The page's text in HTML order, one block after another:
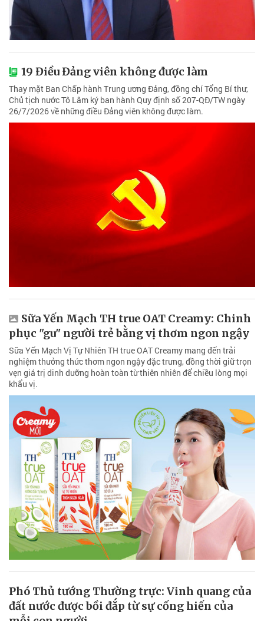
19 Điều Đảng viên không được làm
Thay mặt Ban Chấp hành Trung ương Đảng, đồng chí Tổng Bí thư,
Chủ tịch nước Tô Lâm ký ban hành Quy định số 207-QĐ/TW ngày
26/7/2026 về những điều Đảng viên không được làm.
Sữa Yến Mạch TH true OAT Creamy: Chinh
phục "gu" người trẻ bằng vị thơm ngon ngậy
Sữa Yến Mạch Vị Tự Nhiên TH true OAT Creamy mang đến trải
nghiệm thưởng thức thơm ngon ngậy đặc trưng, đồng thời giữ trọn
vẹn giá trị dinh dưỡng hoàn toàn từ thiên nhiên để chiều lòng mọi
khẩu vị.
Phó Thủ tướng Thường trực: Vinh quang của
đất nước được bồi đắp từ sự cống hiến của